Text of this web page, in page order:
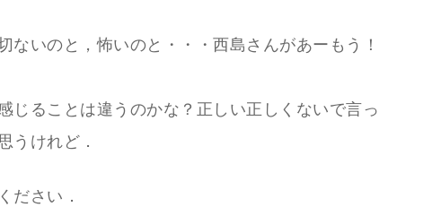
ないのと，怖いのと・・・西島さんがあーもう！
じることは違うのかな？正しい正しくないで言っ
うけれど．
ださい．